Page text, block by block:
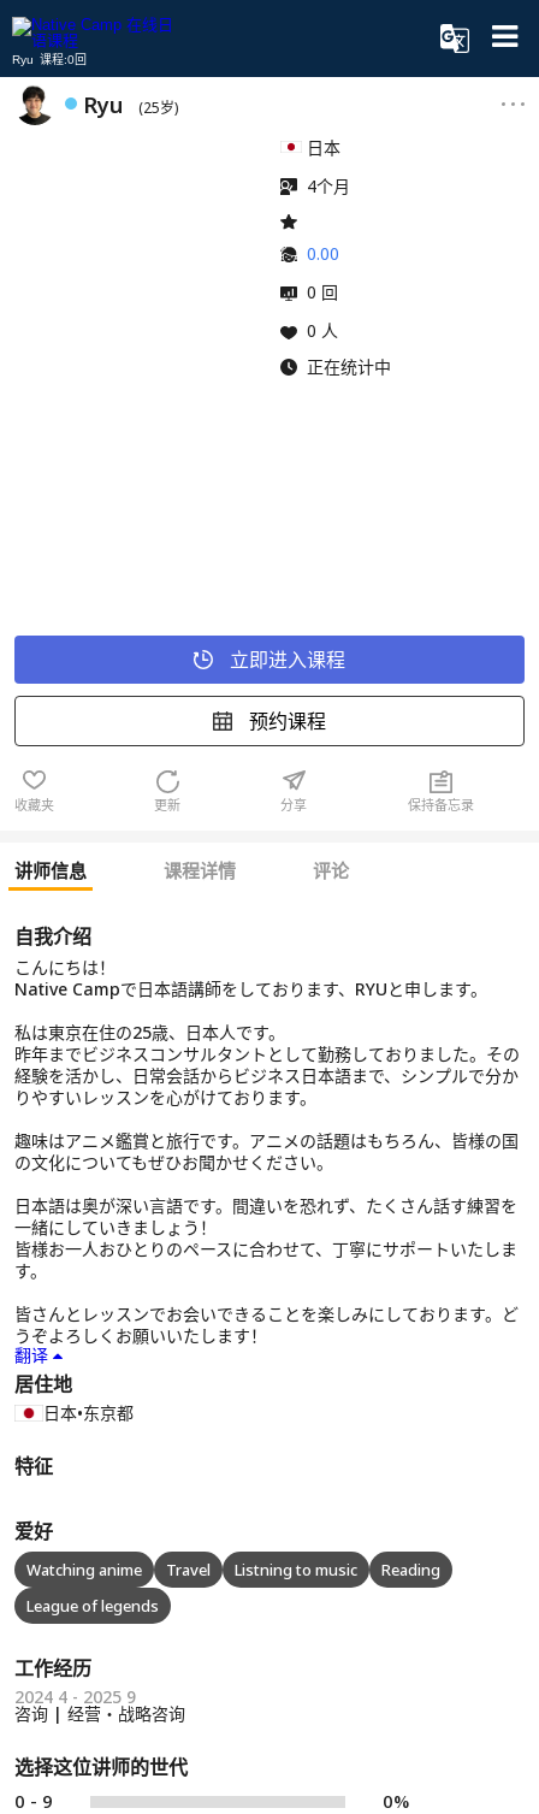
Ryu 课程:0回
Ryu (25岁)
日本
4个月
0.00
0 回
0 人
正在统计中
立即进入课程
预约课程
收藏夹 更新 分享 保持备忘录
讲师信息 课程详情 评论
自我介绍
こんにちは！
Native Campで日本語講師をしております、RYUと申します。
私は東京在住の25歳、日本人です。
昨年までビジネスコンサルタントとして勤務しておりました。その
経験を活かし、日常会話からビジネス日本語まで、シンプルで分か
りやすいレッスンを心がけております。
趣味はアニメ鑑賞と旅行です。アニメの話題はもちろん、皆様の国
の文化についてもぜひお聞かせください。
日本語は奥が深い言語です。間違いを恐れず、たくさん話す練習を
一緒にしていきましょう！
皆様お一人おひとりのペースに合わせて、丁寧にサポートいたしま
す。
皆さんとレッスンでお会いできることを楽しみにしております。ど
うぞよろしくお願いいたします！
翻译
居住地
日本•东京都
特征
爱好
Watching anime Travel Listning to music
Reading
League of legends
工作经历
2024 4 - 2025 9
咨询 | 经营・战略咨询
选择这位讲师的世代
0 - 9
0%